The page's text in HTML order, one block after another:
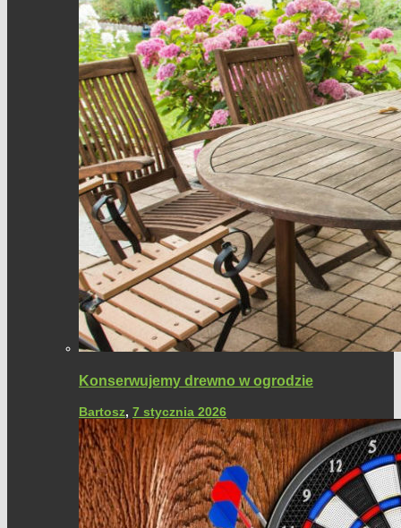
Konserwujemy drewno w ogrodzie
Bartosz, 7 stycznia 2026